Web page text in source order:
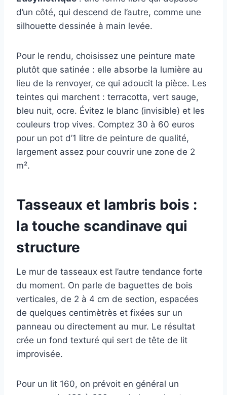
d’un côté, qui descend de l’autre, comme une
silhouette dessinée à main levée.
Pour le rendu, choisissez une peinture mate
plutôt que satinée : elle absorbe la lumière au
lieu de la renvoyer, ce qui adoucit la pièce. Les
teintes qui marchent : terracotta, vert sauge,
bleu nuit, ocre. Évitez le blanc (invisible) et les
couleurs trop vives. Comptez 30 à 60 euros
pour un pot d’1 litre de peinture de qualité,
largement assez pour couvrir une zone de 2
m².
Tasseaux et lambris bois :
la touche scandinave qui
structure
Le mur de tasseaux est l’autre tendance forte
du moment. On parle de baguettes de bois
verticales, de 2 à 4 cm de section, espacées
de quelques centimètrès et fixées sur un
panneau ou directement au mur. Le résultat
crée un fond texturé qui sert de tête de lit
improvisée.
Pour un lit 160, on prévoit en général un